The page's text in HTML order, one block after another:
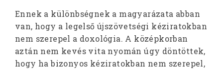
Ennek a különbségnek a magyarázata abban
van, hogy a legelső újszövetségi kéziratokban
nem szerepel a doxológia. A középkorban
aztán nem kevés vita nyomán úgy döntöttek,
hogy ha bizonyos kéziratokban nem szerepel,